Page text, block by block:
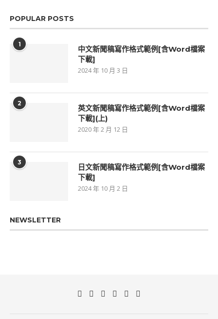
POPULAR POSTS
1
中文新聞稿寫作格式範例[含Word檔案
下載]
2024 年 10 月 3 日
2
英文新聞稿寫作格式範例[含Word檔案
下載](上)
2020 年 2 月 12 日
3
日文新聞稿寫作格式範例[含Word檔案
下載]
2024 年 10 月 2 日
NEWSLETTER